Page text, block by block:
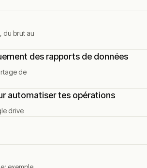
du brut au
des rapports de données
de
automatiser tes opérations
drive